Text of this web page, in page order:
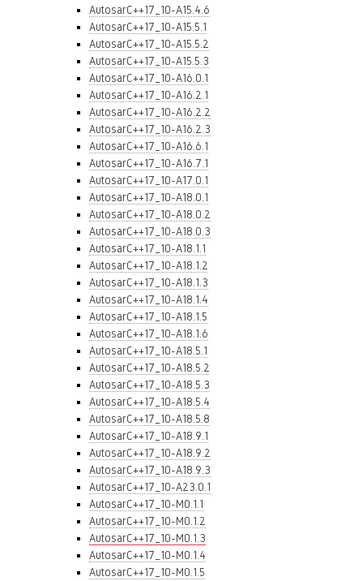
AutosarC++17_10-A15.4.6
AutosarC++17_10-A15.5.1
AutosarC++17_10-A15.5.2
AutosarC++17_10-A15.5.3
AutosarC++17_10-A16.0.1
AutosarC++17_10-A16.2.1
AutosarC++17_10-A16.2.2
AutosarC++17_10-A16.2.3
AutosarC++17_10-A16.6.1
AutosarC++17_10-A16.7.1
AutosarC++17_10-A17.0.1
AutosarC++17_10-A18.0.1
AutosarC++17_10-A18.0.2
AutosarC++17_10-A18.0.3
AutosarC++17_10-A18.1.1
AutosarC++17_10-A18.1.2
AutosarC++17_10-A18.1.3
AutosarC++17_10-A18.1.4
AutosarC++17_10-A18.1.5
AutosarC++17_10-A18.1.6
AutosarC++17_10-A18.5.1
AutosarC++17_10-A18.5.2
AutosarC++17_10-A18.5.3
AutosarC++17_10-A18.5.4
AutosarC++17_10-A18.5.8
AutosarC++17_10-A18.9.1
AutosarC++17_10-A18.9.2
AutosarC++17_10-A18.9.3
AutosarC++17_10-A23.0.1
AutosarC++17_10-M0.1.1
AutosarC++17_10-M0.1.2
AutosarC++17_10-M0.1.3
AutosarC++17_10-M0.1.4
AutosarC++17_10-M0.1.5